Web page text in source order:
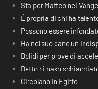
Sta per Matteo nei
É propria di chi ha
Possono essere
Ha nel suo cane un
Bolidi per prove di
Detto di naso
Circolano in Egitto